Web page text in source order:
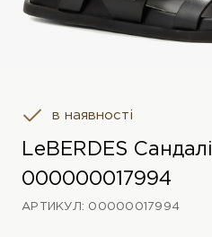
в наявності
LeBERDES Сандалі
000000017994
АРТИКУЛ: 00000017994